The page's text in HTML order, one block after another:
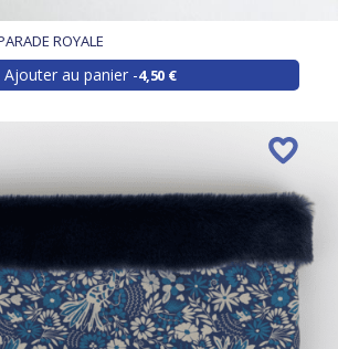
ROYALE
Ajouter au panier 4,50 €